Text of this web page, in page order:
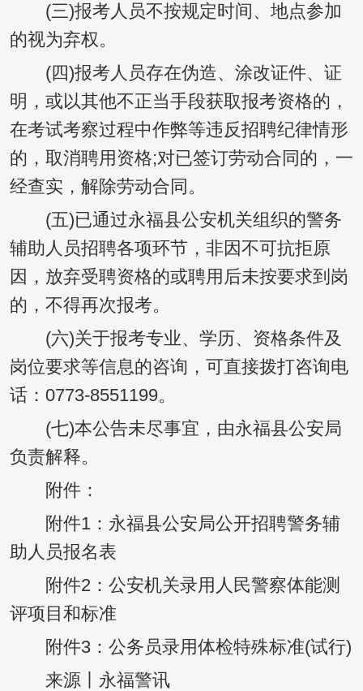
(三)报考人员不按规定时间、地点参加
的视为弃权。
(四)报考人员存在伪造、涂改证件、证
明，或以其他不正当手段获取报考资格的，
在考试考察过程中作弊等违反招聘纪律情形
的，取消聘用资格;对已签订劳动合同的，一
经查实，解除劳动合同。
(五)已通过永福县公安机关组织的警务
辅助人员招聘各项环节，非因不可抗拒原
因，放弃受聘资格的或聘用后未按要求到岗
的，不得再次报考。
(六)关于报考专业、学历、资格条件及
岗位要求等信息的咨询，可直接拨打咨询电
话：0773-8551199。
(七)本公告未尽事宜，由永福县公安局
负责解释。
附件：
附件1：永福县公安局公开招聘警务辅
助人员报名表
附件2：公安机关录用人民警察体能测
评项目和标准
附件3：公务员录用体检特殊标准(试行)
来源丨永福警讯